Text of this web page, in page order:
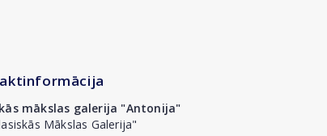
mākslas galerija "Antonija"
Mākslas Galerija"